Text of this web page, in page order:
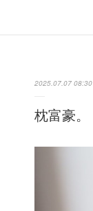
2025.07.07 08:30
枕富豪。